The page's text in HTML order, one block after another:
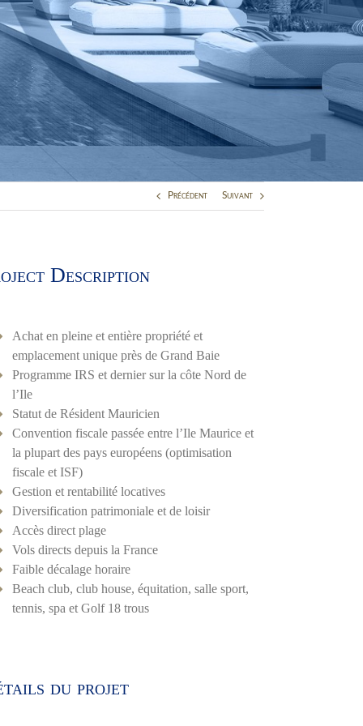
Précédent Suivant
Description
Achat en pleine et entière propriété et
emplacement unique près de Grand Baie
Programme IRS et dernier sur la côte Nord de
l’Ile
Statut de Résident Mauricien
Convention fiscale passée entre l’Ile Maurice et
la plupart des pays européens (optimisation
fiscale et ISF)
Gestion et rentabilité locatives
Diversification patrimoniale et de loisir
Accès direct plage
Vols directs depuis la France
Faible décalage horaire
Beach club, club house, équitation, salle sport,
tennis, spa et Golf 18 trous
du projet